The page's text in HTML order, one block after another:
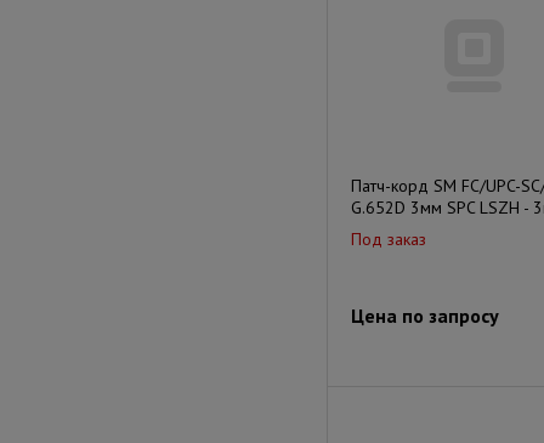
Патч-корд SM FC/UPC-
G.652D 3мм SPC LSZH -
Под заказ
Цена по запросу